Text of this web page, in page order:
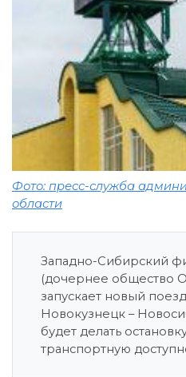
Фото: пресс-служба
области
Западно-Сибирский
(дочернее общество
запускает новый
Новокузнецк –
будет делать
транспортную